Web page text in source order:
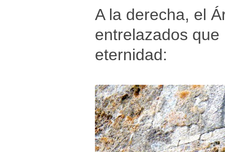
A la derecha, el
entrelazados
eternidad: